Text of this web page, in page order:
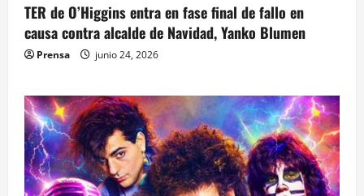
TER de O’Higgins entra en fase final de fallo en
causa contra alcalde de Navidad, Yanko Blumen
Prensa junio 24, 2026